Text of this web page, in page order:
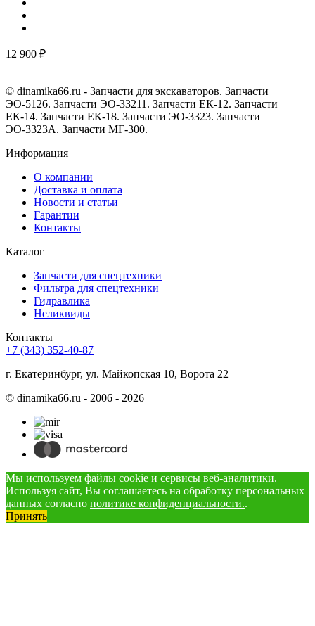
12 900 ₽
© dinamika66.ru - Запчасти для экскаваторов. Запчасти
ЭО-5126. Запчасти ЭО-33211. Запчасти ЕК-12. Запчасти
ЕК-14. Запчасти ЕК-18. Запчасти ЭО-3323. Запчасти
ЭО-3323А. Запчасти МГ-300.
Информация
О компании
Доставка и оплата
Новости и статьи
Гарантии
Контакты
Каталог
Запчасти для спецтехники
Фильтра для спецтехники
Гидравлика
Неликвиды
Контакты
+7 (343) 352-40-87
г. Екатеринбург, ул. Майкопская 10, Ворота 22
© dinamika66.ru - 2006 - 2026
Мы используем файлы cookie и сервисы веб-аналитики.
Используя сайт, Вы соглашаетесь на обработку персональных
данных согласно политике конфиденциальности..
Принять